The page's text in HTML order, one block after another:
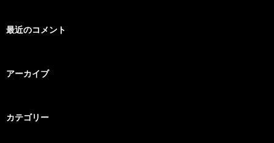
最近のコメント
アーカイブ
カテゴリー